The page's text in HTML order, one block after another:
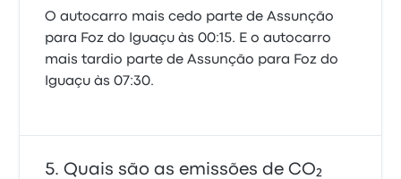
O autocarro mais cedo parte de Assunção
para Foz do Iguaçu às 00:15. E o autocarro
mais tardio parte de Assunção para Foz do
Iguaçu às 07:30.
Quais são as emissões de CO₂